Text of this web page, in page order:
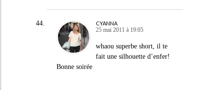
CYANNA
25 mai 2011 à 19:05
whaou superbe short, il te
fait une silhouette d’enfer!
Bonne soirée